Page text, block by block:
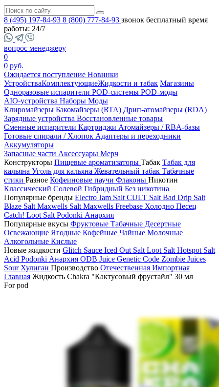
8 (495) 197-84-93 8 (800) 777-84-93 звонок бесплатный время
работы: 24/7
вопрос менеджеру
0
0 руб.
Ожидается поступление Новинки
УстройстваКомплектующиеЖидкости и табак Магазины
Одноразовые испарители POD-системы POD-моды
AIO-устройства Наборы Моды
Клиромайзеры Бакомайзеры (RTA) Дрип-атомайзеры (RDA)
Зарядные устройства Восстановленные товары
Сменные испарители Картриджи Атомайзеры / RBA-базы
Готовые спирали / Хлопок Адаптеры и переходники
Аккумуляторы
Запасные части Аксессуары Мерч
Конструкторы Пищевые ароматизаторы Табак Табак для
кальяна Уголь для кальяна Жевательный табак Табачные
стики Разное Кофеиновые паучи Флаконы Никотин
Классический Солевой Гибридный Без никотина
Популярные бренды Electro Jam Salt CULT Salt Bad Drip Salt
Blaze Salt Maxwells Salt Maxwells Freebase Холодно Песец
Catch! Loot Salt Podonki Анархия
Популярные вкусы Фруктовые Табачные Десертные
Освежающие Ягодные Кофейные Чайные Молочные
Алкогольные Кислые
Новые жидкости Glitch Sauce Iced Out Salt Loot Salt Hotspot Salt
Acid Podonki Анархия ODB Juice Genetic Code Zombie Juices
Sour Хулиган Производство Отечественная Импортная
Главная Жидкость Chakra "Кактусовый фрустайл" 30 мл
For pod